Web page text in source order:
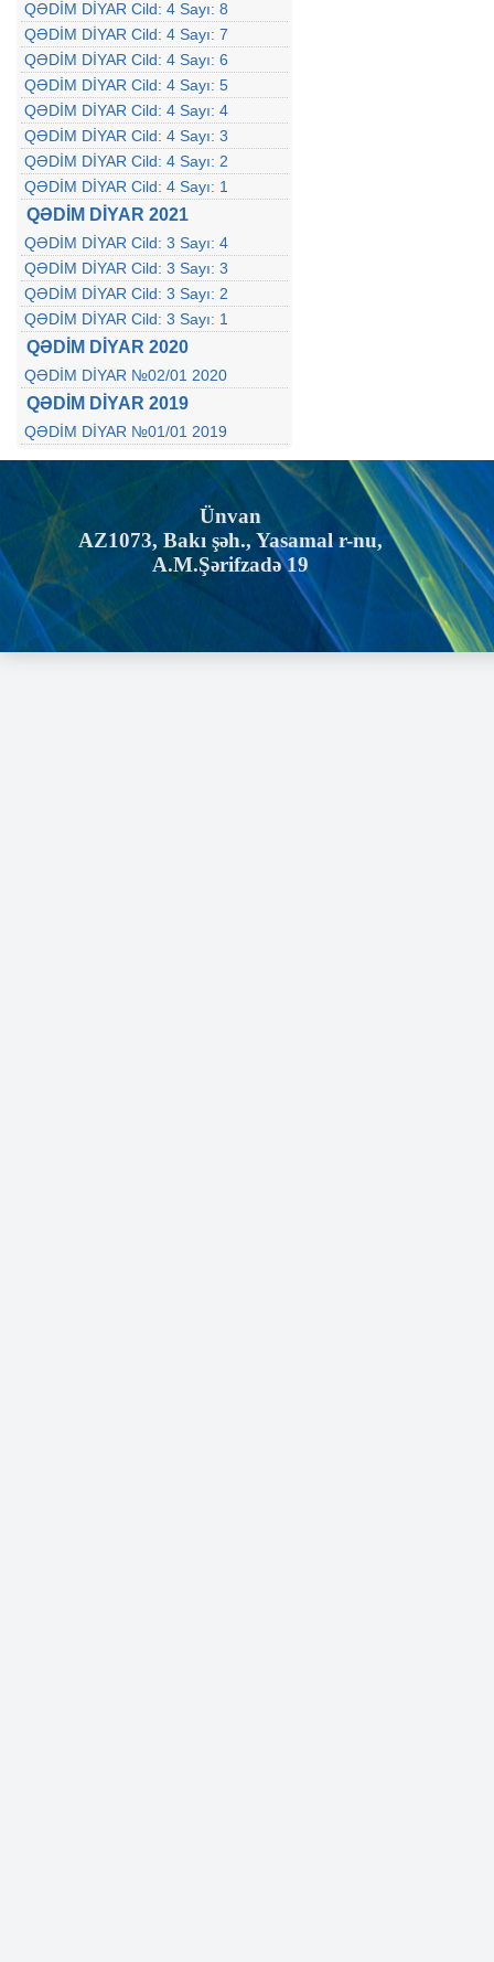
QƏDİM DİYAR Cild: 4 Sayı: 8
QƏDİM DİYAR Cild: 4 Sayı: 7
QƏDİM DİYAR Cild: 4 Sayı: 6
QƏDİM DİYAR Cild: 4 Sayı: 5
QƏDİM DİYAR Cild: 4 Sayı: 4
QƏDİM DİYAR Cild: 4 Sayı: 3
QƏDİM DİYAR Cild: 4 Sayı: 2
QƏDİM DİYAR Cild: 4 Sayı: 1
QƏDİM DİYAR 2021
QƏDİM DİYAR Cild: 3 Sayı: 4
QƏDİM DİYAR Cild: 3 Sayı: 3
QƏDİM DİYAR Cild: 3 Sayı: 2
QƏDİM DİYAR Cild: 3 Sayı: 1
QƏDİM DİYAR 2020
QƏDİM DİYAR №02/01 2020
QƏDİM DİYAR 2019
QƏDİM DİYAR №01/01 2019
Ünvan
AZ1073, Bakı şəh., Yasamal r-nu,
A.M.Şərifzadə 19